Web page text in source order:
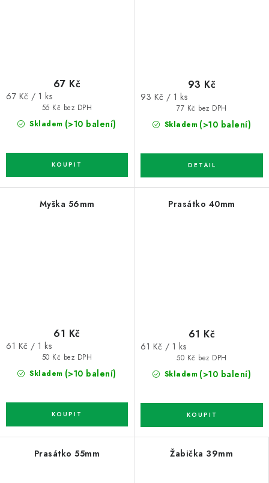
Skladem (>10 balení)
55 Kč bez DPH
67 Kč
Měrná
67 Kč / 1 ks
Skladem (>10 balení)
77 Kč bez DPH
93 Kč
Měrná
93 Kč / 1 ks
Myška 56mm
Skladem (>10 balení)
50 Kč bez DPH
61 Kč
Měrná
61 Kč / 1 ks
Prasátko 40mm
Skladem (>10 balení)
50 Kč bez DPH
61 Kč
Měrná
61 Kč / 1 ks
Prasátko 55mm Žabička 39mm